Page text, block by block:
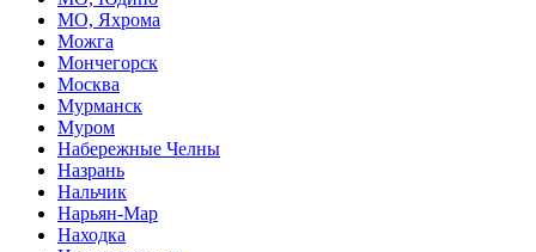
МО, Яхрома
Можга
Мончегорск
Москва
Мурманск
Муром
Набережные Челны
Назрань
Нальчик
Нарьян-Мар
Находка